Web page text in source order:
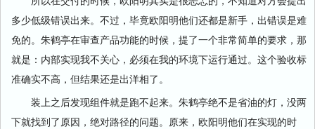
多少低级错误出来。不过，毕竟欧阳明他们还都是新手，出错误是难
免的。朱鹤亭在审查产品功能的时候，提了一个非常简单的要求，那
就是：内部实现我不关心，必须在我的环境下运行通过。这个验收标
准确实不高，但结果还是出洋相了。
装上之后发现组件就是跑不起来。朱鹤亭绝不是省油的灯，没两
下就找到了原因，绝对路径的问题。原来，欧阳明他们在实现的时